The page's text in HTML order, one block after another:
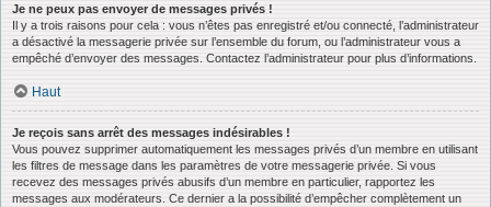
Je ne peux pas envoyer de messages privés !
Il y a trois raisons pour cela : vous n’êtes pas enregistré et/ou connecté, l’administrateur
a désactivé la messagerie privée sur l’ensemble du forum, ou l’administrateur vous a
empêché d’envoyer des messages. Contactez l’administrateur pour plus d’informations.
Haut
Je reçois sans arrêt des messages indésirables !
Vous pouvez supprimer automatiquement les messages privés d’un membre en utilisant
les filtres de message dans les paramètres de votre messagerie privée. Si vous
recevez des messages privés abusifs d’un membre en particulier, rapportez les
messages aux modérateurs. Ce dernier a la possibilité d’empêcher complètement un